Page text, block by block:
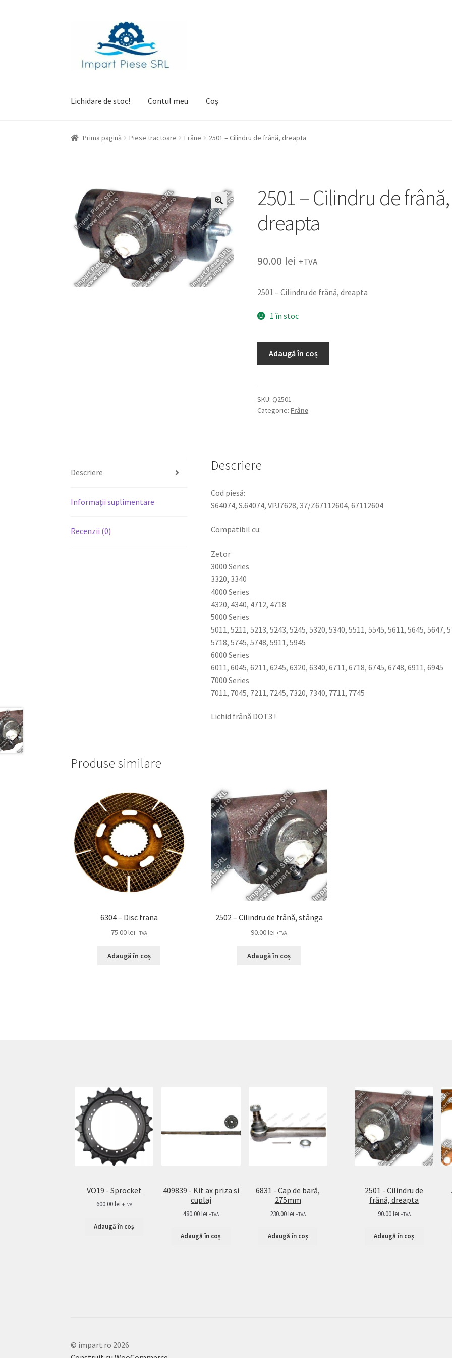
navigare
conținut
Lichidare de stoc! Contul meu Coș
Prima pagină Checkout Contul meu
Prima pagină Piese tractoare Frâne 2501 – Cilindru de frână, dreapta
2501 – Cilindru de frână,
dreapta
90.00 lei +TVA
2501 – Cilindru de frână, dreapta
1 în stoc
de
frână,
Adaugă în coș
SKU: Q2501
Categorie: Frâne
Descriere
Informații suplimentare
Recenzii (0)
Descriere
Cod piesă:
S64074, S.64074, VPJ7628, 37/Z67112604, 67112604
Compatibil cu:
Zetor
3000 Series
3320, 3340
4000 Series
4320, 4340, 4712, 4718
5000 Series
5011, 5211, 5213, 5243, 5245, 5320, 5340, 5511, 5545, 5611, 5645, 5647,
5718, 5745, 5748, 5911, 5945
6000 Series
6011, 6045, 6211, 6245, 6320, 6340, 6711, 6718, 6745, 6748, 6911, 6945
7000 Series
7011, 7045, 7211, 7245, 7320, 7340, 7711, 7745
Lichid frână DOT3 !
Produse similare
6304 – Disc frana
75.00lei +TVA
Adaugă în coș
2502 – Cilindru de frână, stânga
90.00lei +TVA
Adaugă în coș
VO19 - Sprocket
600.00lei +TVA
Adaugă în coș
409839 - Kit ax priza si
cuplaj
480.00lei +TVA
Adaugă în coș
6831 - Cap de bară,
275mm
230.00lei +TVA
Adaugă în coș
2501 - Cilindru de
frână, dreapta
90.00lei +TVA
Adaugă în coș
© impart.ro 2026